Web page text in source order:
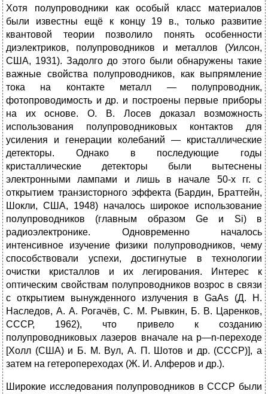
Хотя полупроводники как особый класс материалов
были известны ещё к концу 19 в., только развитие
квантовой теории позволило понять особенности
диэлектриков, полупроводников и металлов (Уилсон,
США, 1931). Задолго до этого были обнаружены такие
важные свойства полупроводников, как выпрямление
тока на контакте металл — полупроводник,
фотопроводимость и др. и построены первые приборы
на их основе. О. В. Лосев доказал возможность
использования полупроводниковых контактов для
усиления и генерации колебаний — кристаллические
детекторы. Однако в последующие годы
кристаллические детекторы были вытеснены
электронными лампами и лишь в начале 50-х гг. с
открытием транзисторного эффекта (Бардин, Браттейн,
Шокли, США, 1948) началось широкое использование
полупроводников (главным образом Ge и Si) в
радиоэлектронике. Одновременно началось
интенсивное изучение физики полупроводников, чему
способствовали успехи, достигнутые в технологии
очистки кристаллов и их легирования. Интерес к
оптическим свойствам полупроводников возрос в связи
с открытием вынужденного излучения в GaAs (Д. Н.
Наследов, А. А. Рогачёв, С. М. Рывкин, Б. В. Царенков,
СССР, 1962), что привело к созданию
полупроводниковых лазеров вначале на р—n-переходе
[Холл (США) и Б. М. Вул, А. П. Шотов и др. (СССР)], а
затем на гетеропереходах (Ж. И. Алферов и др.).
Широкие исследования полупроводников в СССР были